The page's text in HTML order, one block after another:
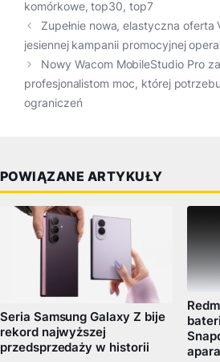
komórkowe,top30,top7
Zupełnie nowa, elastyczna oferta
jesiennej kampanii promocyjnej
Nowy Wacom MobileStudio Pro
profesjonalistom moc, której
ograniczeń
POWIĄZANE ARTYKUŁY
Seria Samsung Galaxy Z bije
rekord najwyższej
przedsprzedaży w historii